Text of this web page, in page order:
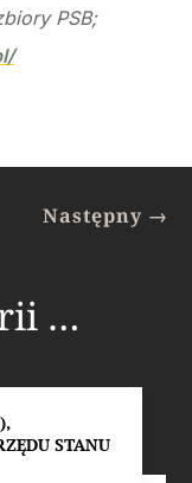
PSB;
Następny →
…
STANU